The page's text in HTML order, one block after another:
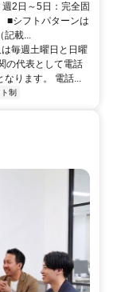
2日～5日：完全固
■シフトパターンは
記載...
毎週土曜日と日曜
の代表として電話
なります。 電話...
制